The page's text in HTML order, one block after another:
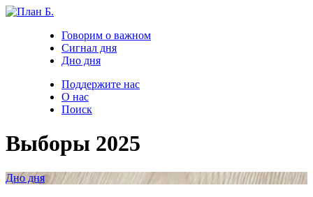
Говорим о важном
Сигнал дня
Дно дня
Поддержите нас
О нас
Поиск
Выборы 2025
Дно дня